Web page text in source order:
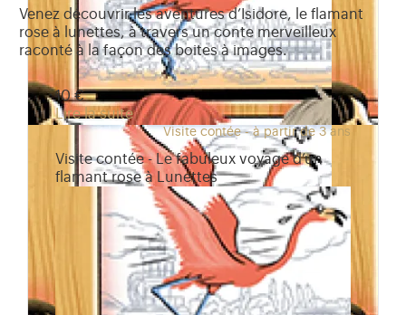
Venez découvrir les aventures d’Isidore, le flamant
rose à lunettes, à travers un conte merveilleux
raconté à la façon des boites à images.
10 €
Lire la suite
Visite contée - à partir de 3 ans
Visite contée - Le fabuleux voyage d’un
flamant rose à Lunettes